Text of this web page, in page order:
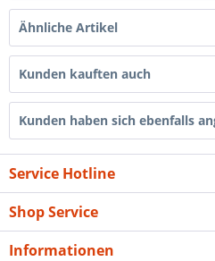
Ähnliche Artikel
Kunden kauften auch
Kunden haben sich ebenfalls
Service Hotline
Shop Service
Informationen